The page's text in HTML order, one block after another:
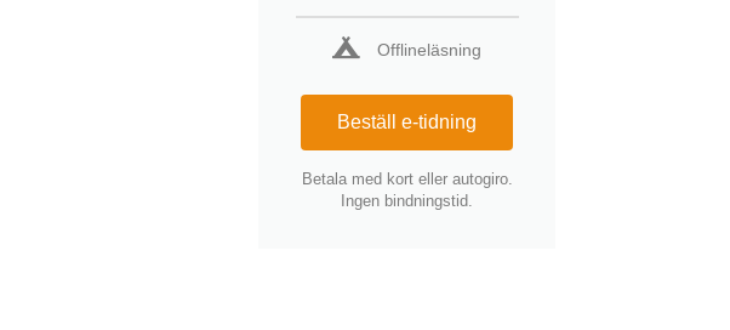
Offlineläsning
Beställ e-tidning
Betala med kort eller autogiro.
Ingen bindningstid.